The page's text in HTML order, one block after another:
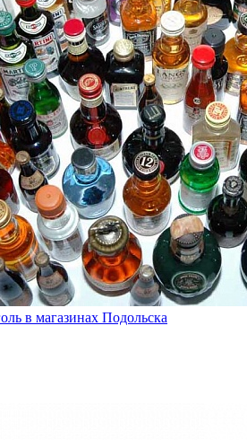
в магазинах Подольска